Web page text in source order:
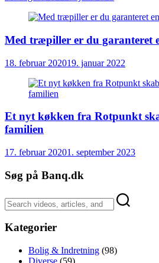
Med træpiller er du garanteret
18. februar 202019. januar 2022
Et nyt køkken fra Rotpunkt
familien
17. februar 20201. september 2023
Søg på Banq.dk
Kategorier
Bolig & Indretning (98)
Diverse (59)